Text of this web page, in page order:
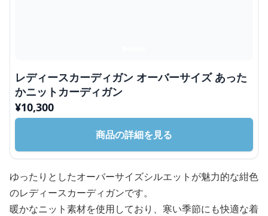
レディースカーディガン オーバーサイズ あった
かニットカーディガン
¥10,300
商品の詳細を見る
ゆったりとしたオーバーサイズシルエットが魅力的な紺色
のレディースカーディガンです。
暖かなニット素材を使用しており、寒い季節にも快適な着